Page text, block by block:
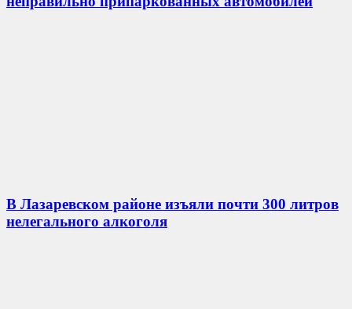
В Лазаревском районе изъяли почти 300 литров
нелегального алкоголя